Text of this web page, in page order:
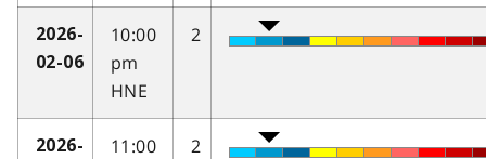
2026-
02-06
10:00
pm
HNE
2
2026-
11:00
2